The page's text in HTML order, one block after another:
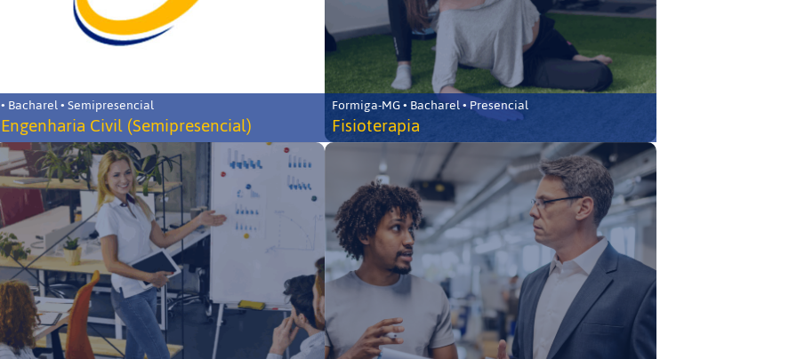
• Bacharel • Semipresencial
Engenharia Civil (Semipresencial)
Formiga-MG • Bacharel • Presencial
Fisioterapia